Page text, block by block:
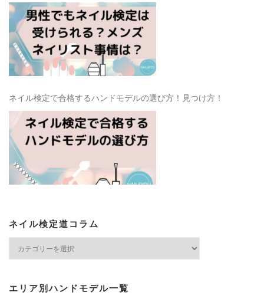
ネイル検定で合格するハンドモデルの選び方！見つけ方！
ネイル検定道コラム
定
エリア別ハンドモデル一覧